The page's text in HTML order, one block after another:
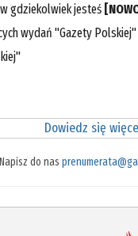
gdziekolwiek jesteś
wydań "Gazety Polskiej"
Dowiedz się
do nas